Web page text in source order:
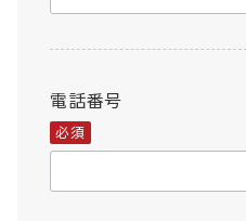
電話番号
必須